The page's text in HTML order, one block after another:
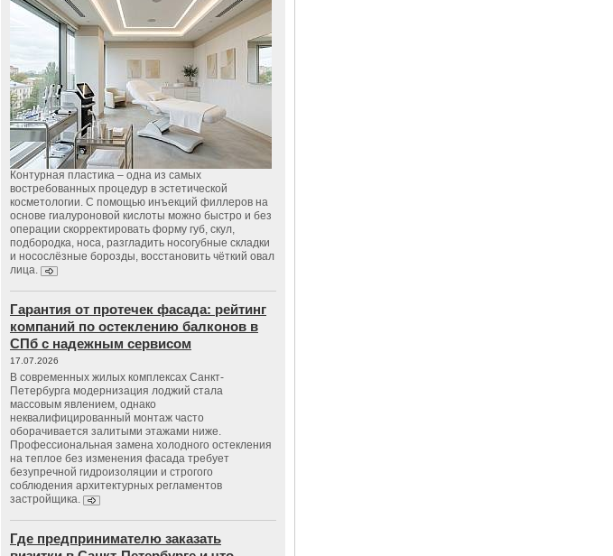
Контурная пластика – одна из самых
востребованных процедур в эстетической
косметологии. С помощью инъекций филлеров на
основе гиалуроновой кислоты можно быстро и без
операции скорректировать форму губ, скул,
подбородка, носа, разгладить носогубные складки
и носослёзные борозды, восстановить чёткий овал
лица.
Гарантия от протечек фасада: рейтинг
компаний по остеклению балконов в
СПб с надежным сервисом
17.07.2026
В современных жилых комплексах Санкт-
Петербурга модернизация лоджий стала
массовым явлением, однако
неквалифицированный монтаж часто
оборачивается залитыми этажами ниже.
Профессиональная замена холодного остекления
на теплое без изменения фасада требует
безупречной гидроизоляции и строгого
соблюдения архитектурных регламентов
застройщика.
Где предпринимателю заказать